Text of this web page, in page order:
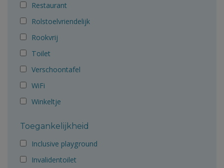
Restaurant
Rolstoelvriendelijk
Rookvrij
Toilet
Verschoontafel
WiFi
Winkeltje
Toegankelijkheid
Inclusive playground
Invalidentoilet